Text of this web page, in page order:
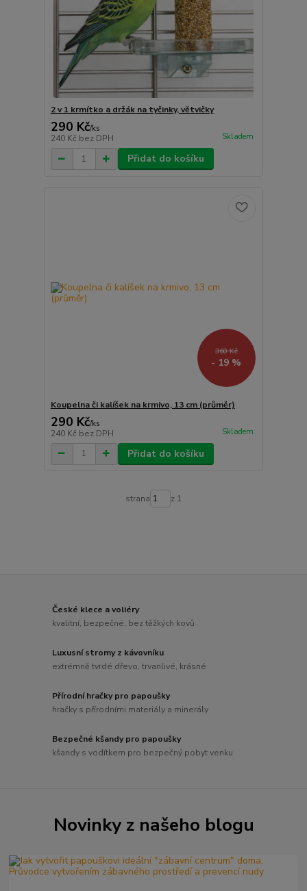
2 v 1 krmítko a držák na tyčinky, větvičky
290 Kč/ks
240 Kč bez DPH Skladem
Přidat do košíku
360 Kč
- 19 %
Koupelna či kalíšek na krmivo, 13 cm (průměr)
290 Kč/ks
240 Kč bez DPH Skladem
Přidat do košíku
strana z 1
České klece a voliéry
kvalitní, bezpečné, bez těžkých kovů
Luxusní stromy z kávovníku
extrémně tvrdé dřevo, trvanlivé, krásné
Přírodní hračky pro papoušky
hračky s přírodními materiály a minerály
Bezpečné kšandy pro papoušky
kšandy s vodítkem pro bezpečný pobyt venku
Novinky z našeho blogu